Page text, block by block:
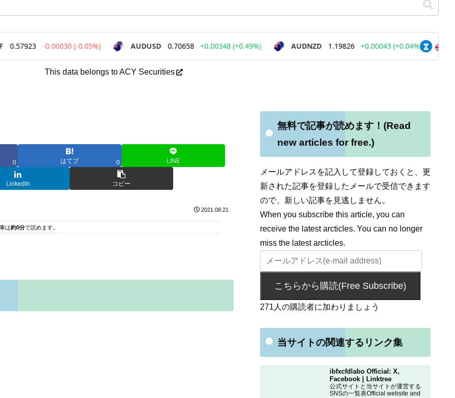
This data belongs to ACY Securities
0 はてブ 0 LINE
LinkedIn コピー
2021.08.21
は約0分で読めます。
無料で記事が読めます！(Read
new articles for free.)
メールアドレスを記入して登録しておくと、更
新された記事を登録したメールで受信できます
ので、新しい記事を見逃しません。
When you subscribe this article, you can
receive the latest arcticles. You can no longer
miss the latest arcticles.
こちらから購読(Free Subscribe)
271人の購読者に加わりましょう
当サイトの関連するリンク集
ibfxcfdlabo Official: X,
Facebook | Linktree
公式サイトと当サイトが運営する
SNSの一覧表Official website and